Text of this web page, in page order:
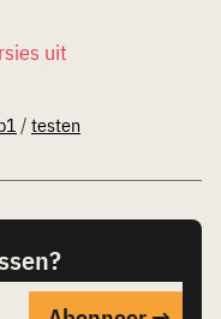
uit
/ testen